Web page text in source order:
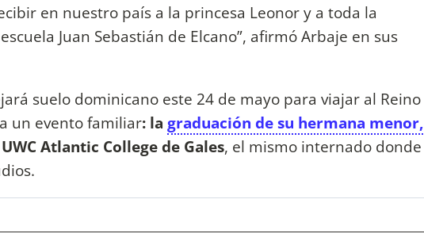
en nuestro país a la princesa Leonor y a toda la
Juan Sebastián de Elcano”, afirmó Arbaje en sus
suelo dominicano este 24 de mayo para viajar al Reino
un evento familiar: la graduación de su hermana menor,
Atlantic College de Gales, el mismo internado donde